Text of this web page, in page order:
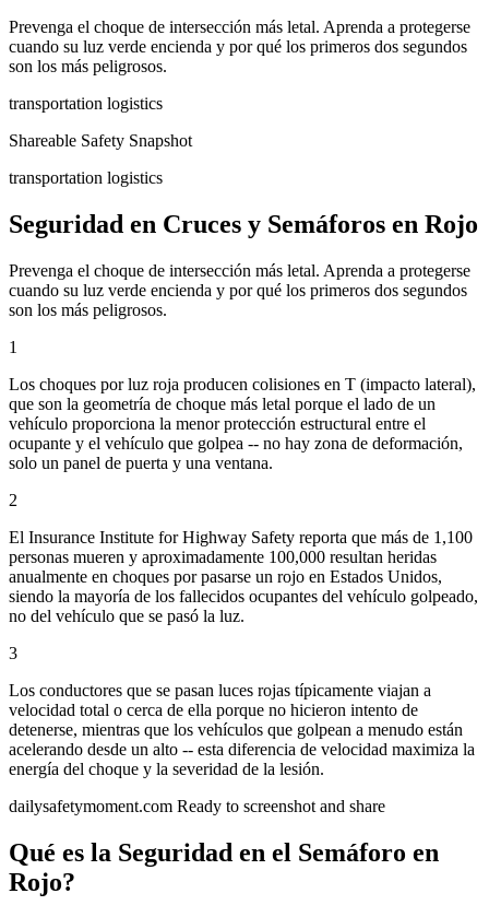
Prevenga el choque de intersección más letal. Aprenda a protegerse
cuando su luz verde encienda y por qué los primeros dos segundos
son los más peligrosos.
transportation logistics
Shareable Safety Snapshot
transportation logistics
Seguridad en Cruces y Semáforos en Rojo
Prevenga el choque de intersección más letal. Aprenda a protegerse
cuando su luz verde encienda y por qué los primeros dos segundos
son los más peligrosos.
1
Los choques por luz roja producen colisiones en T (impacto lateral),
que son la geometría de choque más letal porque el lado de un
vehículo proporciona la menor protección estructural entre el
ocupante y el vehículo que golpea -- no hay zona de deformación,
solo un panel de puerta y una ventana.
2
El Insurance Institute for Highway Safety reporta que más de 1,100
personas mueren y aproximadamente 100,000 resultan heridas
anualmente en choques por pasarse un rojo en Estados Unidos,
siendo la mayoría de los fallecidos ocupantes del vehículo golpeado,
no del vehículo que se pasó la luz.
3
Los conductores que se pasan luces rojas típicamente viajan a
velocidad total o cerca de ella porque no hicieron intento de
detenerse, mientras que los vehículos que golpean a menudo están
acelerando desde un alto -- esta diferencia de velocidad maximiza la
energía del choque y la severidad de la lesión.
dailysafetymoment.com Ready to screenshot and share
Qué es la Seguridad en el Semáforo en
Rojo?